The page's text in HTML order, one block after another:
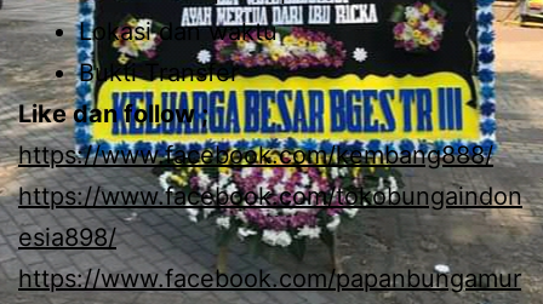
Lokasi dan waktu
Bukti Transfer
Like dan follow ;
https://www.facebook.com/kembang888/
https://www.facebook.com/tokobungaindon
esia898/
https://www.facebook.com/papanbungamur